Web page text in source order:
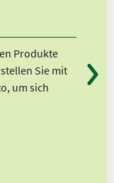
Produkte
Sie mit
um sich
Ab